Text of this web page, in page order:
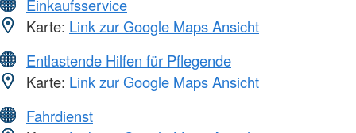
Einkaufsservice
Karte: Link zur Google Maps Ansicht
Entlastende Hilfen für Pflegende
Karte: Link zur Google Maps Ansicht
Fahrdienst